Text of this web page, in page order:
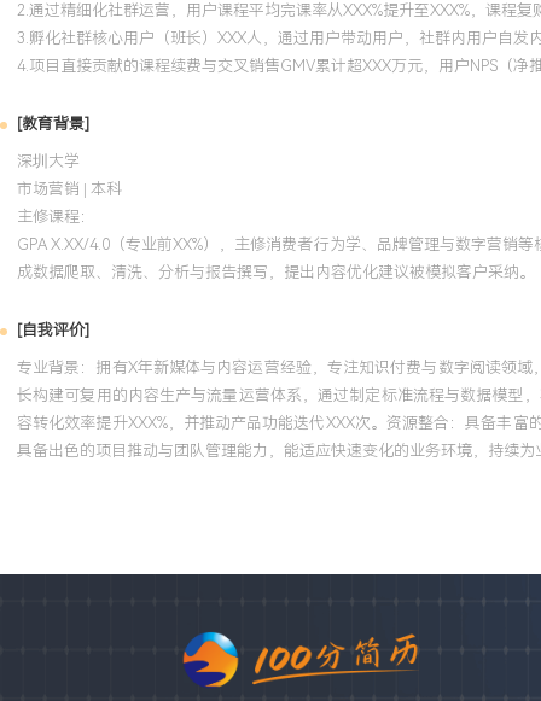
2.通过精细化社群运营，用户课程平均完课率从XXX%提升至XXX%，课程复
3.孵化社群核心用户（班长）XXX人，通过用户带动用户，社群内用户自发
4.项目直接贡献的课程续费与交叉销售GMV累计超XXX万元，用户NPS（净
[教育背景]
深圳大学
市场营销 | 本科
主修课程：
GPA X.XX/4.0（专业前XX%），主修消费者行为学、品牌管理与数字营
成数据爬取、清洗、分析与报告撰写，提出内容优化建议被模拟客户采纳。
[自我评价]
专业背景：拥有X年新媒体与内容运营经验，专注知识付费与数字阅读领
长构建可复用的内容生产与流量运营体系，通过制定标准流程与数据模型
容转化效率提升XXX%，并推动产品功能迭代XXX次。资源整合：具备丰
具备出色的项目推动与团队管理能力，能适应快速变化的业务环境，持续